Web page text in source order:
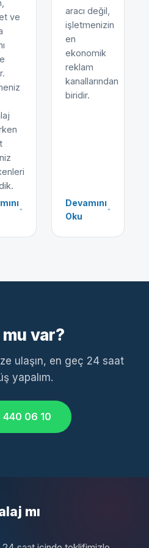
ve
aracı değil,
işletmenizin
en
ekonomik
reklam
kanallarından
biridir.
Devamını
Oku
var?
ulaşın, en geç 24 saat
yapalım.
06 10
mı